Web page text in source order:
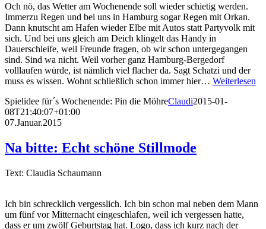
Och nö, das Wetter am Wochenende soll wieder schietig werden.
Immerzu Regen und bei uns in Hamburg sogar Regen mit Orkan.
Dann knutscht am Hafen wieder Elbe mit Autos statt Partyvolk mit
sich. Und bei uns gleich am Deich klingelt das Handy in
Dauerschleife, weil Freunde fragen, ob wir schon untergegangen
sind. Sind wa nicht. Weil vorher ganz Hamburg-Bergedorf
volllaufen würde, ist nämlich viel flacher da. Sagt Schatzi und der
muss es wissen. Wohnt schließlich schon immer hier… Weiterlesen
Spielidee für´s Wochenende: Pin die MöhreClaudi2015-01-
08T21:40:07+01:00
07.Januar.2015
Na bitte: Echt schöne Stillmode
Text: Claudia Schaumann
Ich bin schrecklich vergesslich. Ich bin schon mal neben dem Mann
um fünf vor Mitternacht eingeschlafen, weil ich vergessen hatte,
dass er um zwölf Geburtstag hat. Logo, dass ich kurz nach der